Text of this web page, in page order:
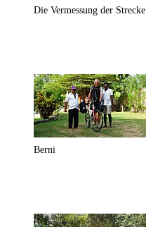
Die Vermessung der Strecke
Berni